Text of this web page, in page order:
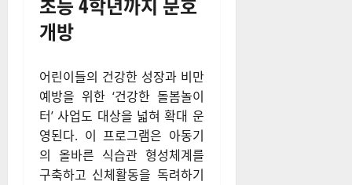
개방
어린이들의 건강한 성장과 비만
예방을 위한 ‘건강한 돌봄놀이
터’ 사업도 대상을 넓혀 확대 운
영된다. 이 프로그램은 아동기
의 올바른 식습관 형성체계를
구축하고 신체활동을 독려하기